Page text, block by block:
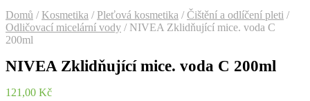
Domů / Kosmetika / Pleťová kosmetika / Čištění a odlíčení pleti /
Odličovací micelární vody /NIVEA Zklidňující mice. voda C
200ml
NIVEA Zklidňující mice. voda C 200ml
121,00 Kč